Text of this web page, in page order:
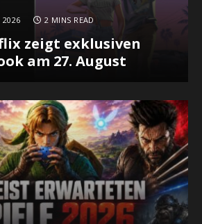
2026 2 MINS READ
zeigt exklusiven
am 27. August